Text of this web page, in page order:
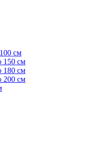
см
150 см
180 см
200 см